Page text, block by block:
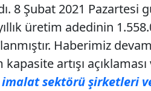
8 Şubat 2021 Pazartesi
üretim adedinin
Haberimiz
artışı açıklaması
imalat sektörü şirketleri